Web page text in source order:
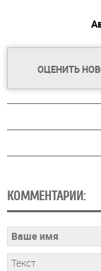
ОЦЕНИТЬ
КОММЕНТАРИИ: